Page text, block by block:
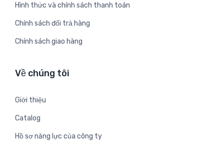
Hình thức và chính sách thanh toán
Chính sách đổi trả hàng
Chính sách giao hàng
Về chúng tôi
Giới thiệu
Catalog
Hồ sơ năng lực của công ty